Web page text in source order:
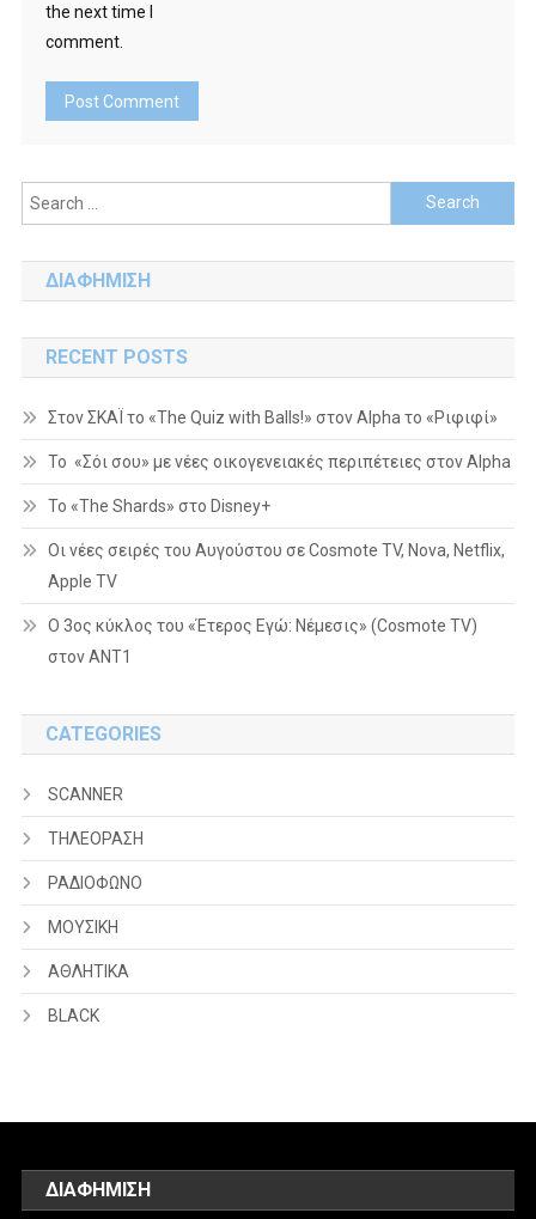
the next time I
comment.
Search
for:
ΔΙΑΦΗΜΙΣΗ
RECENT POSTS
Στον ΣΚΑΪ το «The Quiz with Balls!» στον Alpha το «Ριφιφί»
Το «Σόι σου» με νέες οικογενειακές περιπέτειες στον Alpha
To «The Shards» στο Disney+
Οι νέες σειρές του Αυγούστου σε Cosmote TV, Nova, Netflix,
Apple TV
Ο 3ος κύκλος του «Έτερος Εγώ: Νέμεσις» (Cosmote TV)
στον ΑΝΤ1
CATEGORIES
SCANNER
ΤΗΛΕΟΡΑΣΗ
ΡΑΔΙΟΦΩΝΟ
ΜΟΥΣΙΚΗ
ΑΘΛΗΤΙΚΑ
BLACK
ΔΙΑΦΗΜΙΣΗ